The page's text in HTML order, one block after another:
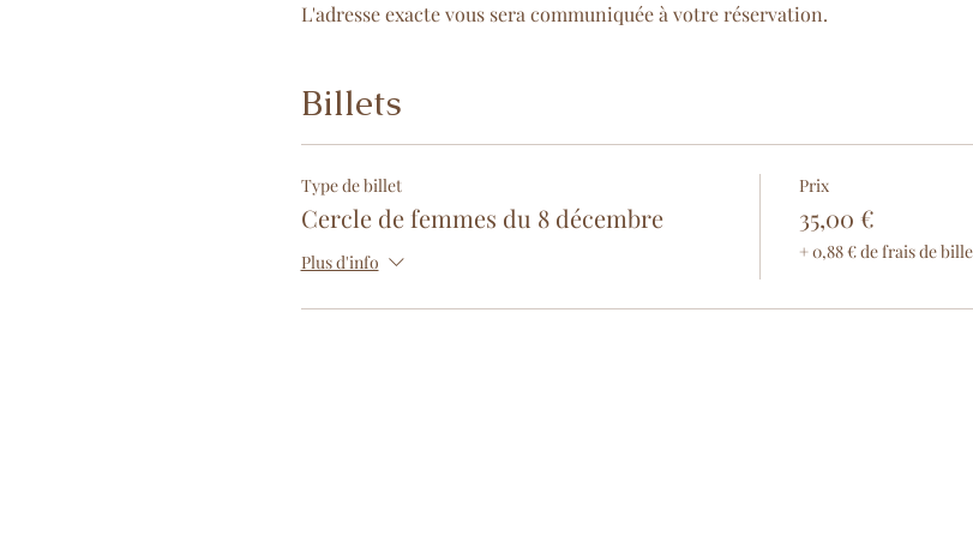
L'adresse exacte vous sera communiquée à votre réservation.
Billets
Type de billet
Cercle de femmes du 8 décembre
Plus d'info
Prix
35,00 €
+ 0,88 € de frais de